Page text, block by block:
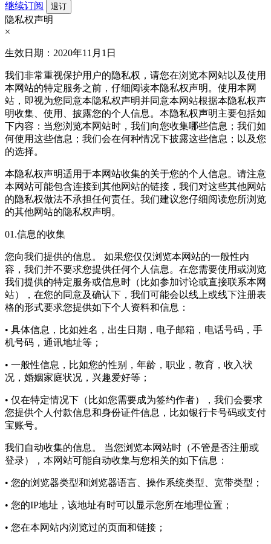
继续订阅
隐私权声明
×
生效日期：2020年11月1日
我们非常重视保护用户的隐私权，请您在浏览本网站以及使用
本网站的特定服务之前，仔细阅读本隐私权声明。使用本网
站，即视为您同意本隐私权声明并同意本网站根据本隐私权声
明收集、使用、披露您的个人信息。本隐私权声明主要包括如
下内容：当您浏览本网站时，我们向您收集哪些信息；我们如
何使用这些信息；我们会在何种情况下披露这些信息；以及您
的选择。
本隐私权声明适用于本网站收集的关于您的个人信息。请注意
本网站可能包含连接到其他网站的链接，我们对这些其他网站
的隐私权做法不承担任何责任。我们建议您仔细阅读您所浏览
的其他网站的隐私权声明。
01.信息的收集
您向我们提供的信息。 如果您仅仅浏览本网站的一般性内
容，我们并不要求您提供任何个人信息。在您需要使用或浏览
我们提供的特定服务或信息时（比如参加讨论或直接联系本网
站），在您的同意及确认下，我们可能会以线上或线下注册表
格的形式要求您提供如下个人资料和信息：
• 具体信息，比如姓名，出生日期，电子邮箱，电话号码，手
机号码，通讯地址等；
• 一般性信息，比如您的性别，年龄，职业，教育，收入状
况，婚姻家庭状况，兴趣爱好等；
• 仅在特定情况下（比如您需要成为签约作者），我们会要求
您提供个人付款信息和身份证件信息，比如银行卡号码或支付
宝账号。
我们自动收集的信息。 当您浏览本网站时（不管是否注册或
登录），本网站可能自动收集与您相关的如下信息：
• 您的浏览器类型和浏览器语言、操作系统类型、宽带类型；
• 您的IP地址，该地址有时可以显示您所在地理位置；
• 您在本网站内浏览过的页面和链接；